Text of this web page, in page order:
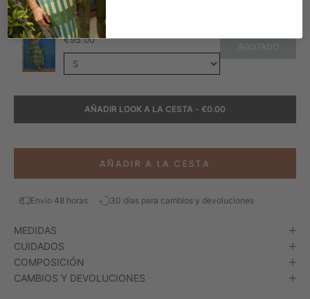
Vestido Isleta
€95.00
AGOTADO
AÑADIR LOOK A LA CESTA - €0.00
AÑADIR A LA CESTA
Envío 48 horas 30 días para cambios y devoluciones
MEDIDAS
CUIDADOS
COMPOSICIÓN
CAMBIOS Y DEVOLUCIONES